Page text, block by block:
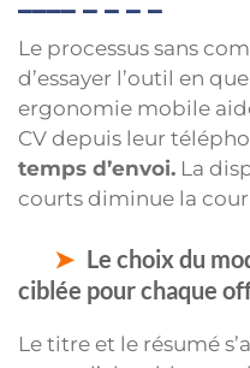
Le processus sans
d’essayer l’outil en
ergonomie mobile
CV depuis leur
temps d’envoi. La
courts diminue la
Le choix du
ciblée pour chaque
Le titre et le résumé